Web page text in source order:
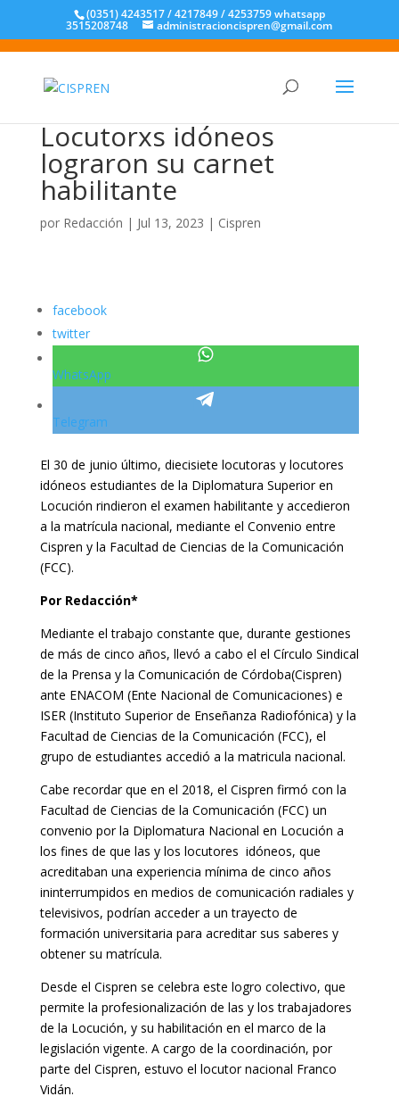
(0351) 4243517 / 4217849 / 4253759 whatsapp
3515208748 administracioncispren@gmail.com
Locutorxs idóneos
lograron su carnet
habilitante
por Redacción | Jul 13, 2023 | Cispren
facebook
twitter
WhatsApp
Telegram
El 30 de junio último, diecisiete locutoras y locutores
idóneos estudiantes de la Diplomatura Superior en
Locución rindieron el examen habilitante y accedieron
a la matrícula nacional, mediante el Convenio entre
Cispren y la Facultad de Ciencias de la Comunicación
(FCC).
Por Redacción*
Mediante el trabajo constante que, durante gestiones
de más de cinco años, llevó a cabo el el Círculo Sindical
de la Prensa y la Comunicación de Córdoba(Cispren)
ante ENACOM (Ente Nacional de Comunicaciones) e
ISER (Instituto Superior de Enseñanza Radiofónica) y la
Facultad de Ciencias de la Comunicación (FCC), el
grupo de estudiantes accedió a la matricula nacional.
Cabe recordar que en el 2018, el Cispren firmó con la
Facultad de Ciencias de la Comunicación (FCC) un
convenio por la Diplomatura Nacional en Locución a
los fines de que las y los locutores idóneos, que
acreditaban una experiencia mínima de cinco años
ininterrumpidos en medios de comunicación radiales y
televisivos, podrían acceder a un trayecto de
formación universitaria para acreditar sus saberes y
obtener su matrícula.
Desde el Cispren se celebra este logro colectivo, que
permite la profesionalización de las y los trabajadores
de la Locución, y su habilitación en el marco de la
legislación vigente. A cargo de la coordinación, por
parte del Cispren, estuvo el locutor nacional Franco
Vidán.